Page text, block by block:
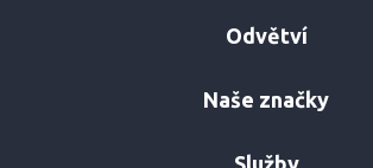
Odvětví
Naše značky
Služby